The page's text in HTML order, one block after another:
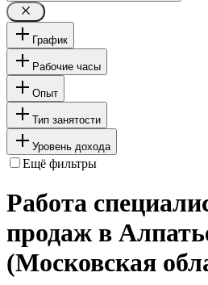
График
Рабочие часы
Опыт
Тип занятости
Уровень дохода
Ещё фильтры
Работа
продаж в
(Московская